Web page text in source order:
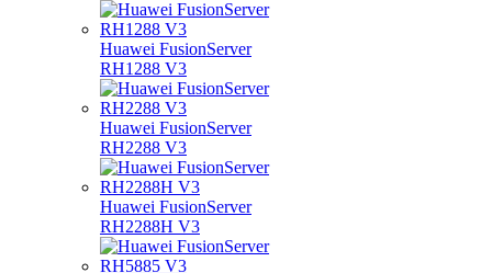
Huawei FusionServer
RH1288 V3
Huawei FusionServer
RH2288 V3
Huawei FusionServer
RH2288H V3